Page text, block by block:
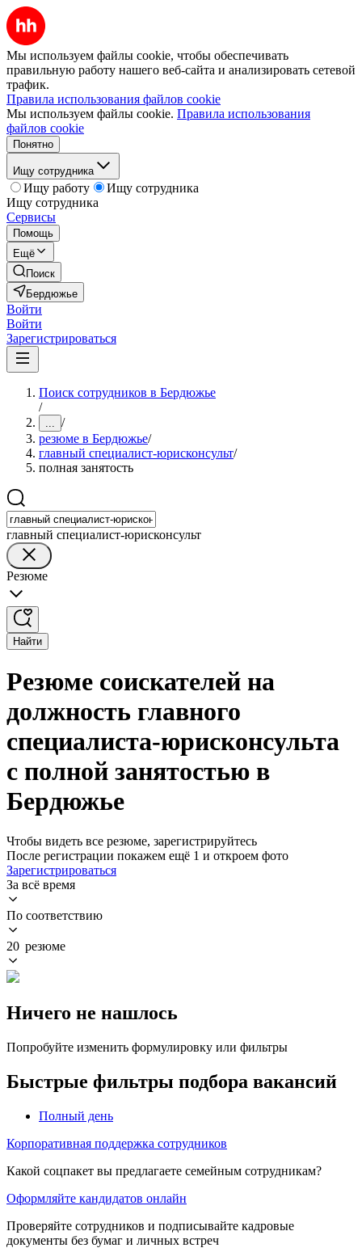
Мы используем файлы cookie, чтобы обеспечивать
правильную работу нашего веб-сайта и анализировать сетевой
трафик.
Правила использования файлов cookie
Мы используем файлы cookie. Правила использования
файлов cookie
Понятно
Ищу сотрудника
Ищу работу
Ищу сотрудника
Ищу сотрудника
Сервисы
Помощь
Ещё
Поиск
Бердюжье
Войти
Войти
Зарегистрироваться
Поиск сотрудников в Бердюжье
/
... /
резюме в Бердюжье/
главный специалист-юрисконсульт/
полная занятость
главный специалист-юрисконсульт
Резюме
Найти
Резюме соискателей на
должность главного
специалиста-юрисконсульта
с полной занятостью в
Бердюжье
Чтобы видеть все резюме, зарегистрируйтесь
После регистрации покажем ещё 1 и откроем фото
Зарегистрироваться
За всё время
По соответствию
20 резюме
Ничего не нашлось
Попробуйте изменить формулировку или фильтры
Быстрые фильтры подбора вакансий
Полный день
Корпоративная поддержка сотрудников
Какой соцпакет вы предлагаете семейным сотрудникам?
Оформляйте кандидатов онлайн
Проверяйте сотрудников и подписывайте кадровые
документы без бумаг и личных встреч